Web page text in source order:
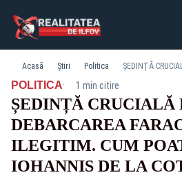
Acasă Știri Politica
POLITICA· 1 min citire
ȘEDINȚĂ CRUCIALĂ
DEBARCAREA
ILEGITIM. CUM
IOHANNIS DE LA